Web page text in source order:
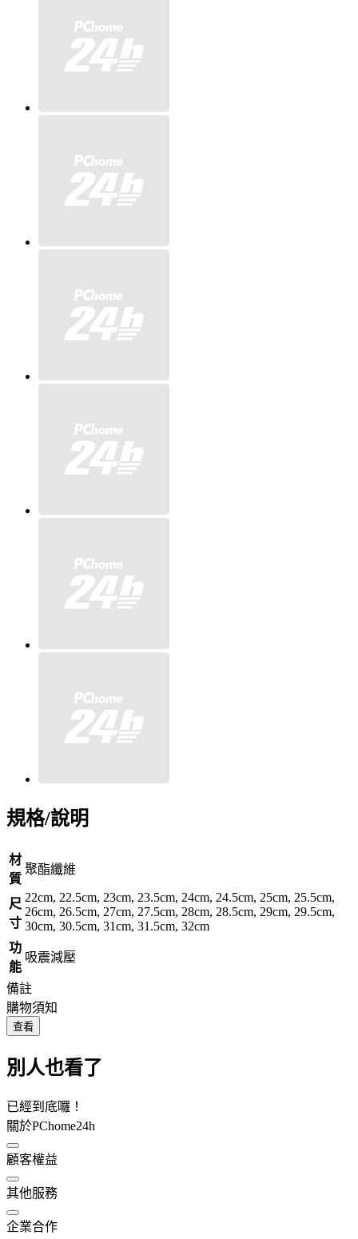
規格/說明
材
質
聚酯纖維
尺
寸
22cm, 22.5cm, 23cm, 23.5cm, 24cm, 24.5cm, 25cm, 25.5cm,
26cm, 26.5cm, 27cm, 27.5cm, 28cm, 28.5cm, 29cm, 29.5cm,
30cm, 30.5cm, 31cm, 31.5cm, 32cm
功
能
吸震減壓
備註
購物須知
查看
別人也看了
已經到底囉！
關於PChome24h
顧客權益
其他服務
企業合作